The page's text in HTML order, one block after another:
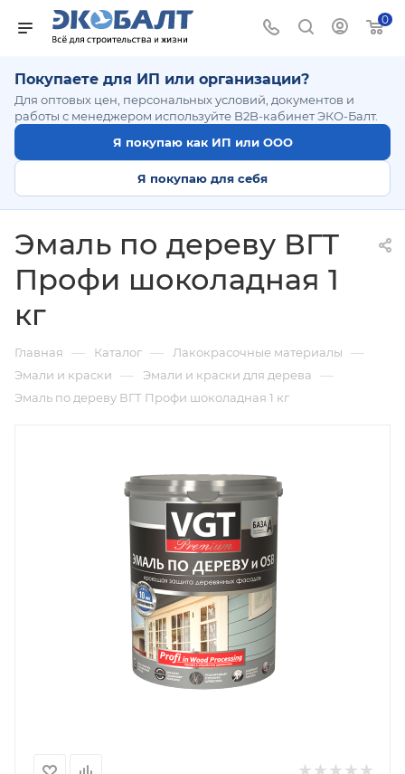
0
Покупаете для ИП или организации?
Для оптовых цен, персональных условий, документов и
работы с менеджером используйте B2B-кабинет ЭКО-Балт.
Я покупаю как ИП или ООО
Я покупаю для себя
Эмаль по дереву ВГТ
Профи шоколадная 1
кг
Главная — Каталог — Лакокрасочные материалы —
Эмали и краски — Эмали и краски для дерева —
Эмаль по дереву ВГТ Профи шоколадная 1 кг